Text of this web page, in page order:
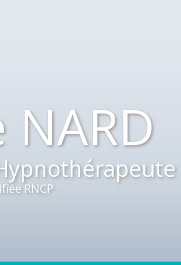
NARD
RNCP